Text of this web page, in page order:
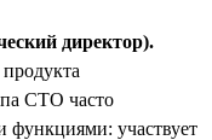
директор).
CTO часто
функциями: участвует